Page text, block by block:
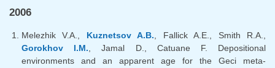
2006
Melezhik V.A., Kuznetsov A.B. , Fallick A.E., Smith R.A.,
Gorokhov I.M. , Jamal D., Catuane F. Depositional
environments and an apparent age for the Geci meta-